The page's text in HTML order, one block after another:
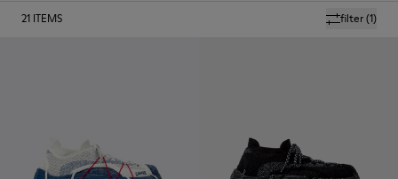
filter(1)
21 ITEMS